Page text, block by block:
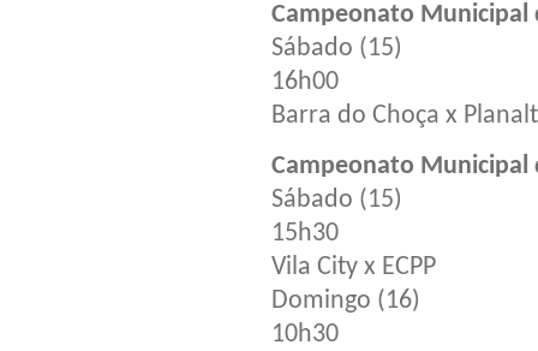
Campeonato Municipal
Sábado (15)
16h00
Barra do Choça x
Campeonato Municipal
Sábado (15)
15h30
Vila City x ECPP
Domingo (16)
10h30